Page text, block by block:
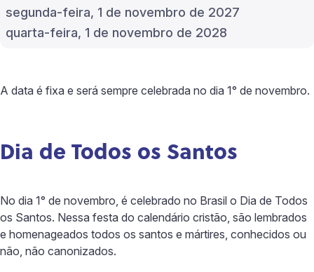
segunda-feira, 1 de novembro de 2027
quarta-feira, 1 de novembro de 2028
A data é fixa e será sempre celebrada no dia 1° de novembro.
Dia de Todos os Santos
No dia 1° de novembro, é celebrado no Brasil o Dia de Todos
os Santos. Nessa festa do calendário cristão, são lembrados
e homenageados todos os santos e mártires, conhecidos ou
não, não canonizados.